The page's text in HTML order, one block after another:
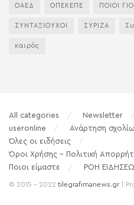
ΟΑΕΔ ΟΠΕΚΕΠΕ ΠΟΙΟΙ
ΣΥΝΤΑΞΙΟΥΧΟΙ ΣΥΡΙΖΑ
καιρός
All categories Newsletter
useronline
Ανάρτηση
Όλες οι ειδήσεις
Όροι Χρήσης – Πολιτική
Ποιοι είμαστε
ΡΟΗ
© 2015 - 2022 tilegrafimanews.gr|